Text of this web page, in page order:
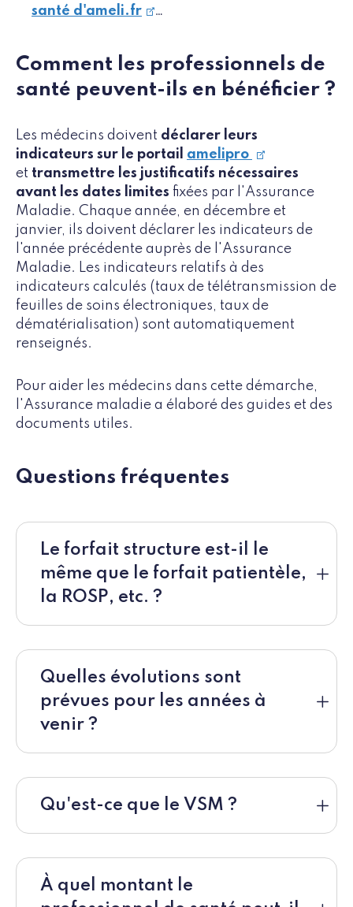
santé d'ameli.fr …
Comment les professionnels de
santé peuvent-ils en bénéficier ?
Les médecins doivent déclarer leurs
indicateurs sur le portail amelipro
et transmettre les justificatifs nécessaires
avant les dates limites fixées par l'Assurance
Maladie. Chaque année, en décembre et
janvier, ils doivent déclarer les indicateurs de
l'année précédente auprès de l'Assurance
Maladie. Les indicateurs relatifs à des
indicateurs calculés (taux de télétransmission de
feuilles de soins électroniques, taux de
dématérialisation) sont automatiquement
renseignés.
Pour aider les médecins dans cette démarche,
l'Assurance maladie a élaboré des guides et des
documents utiles.
Questions fréquentes
Le forfait structure est-il le
même que le forfait patientèle,
la ROSP, etc. ?
Quelles évolutions sont
prévues pour les années à
venir ?
Qu'est-ce que le VSM ?
À quel montant le